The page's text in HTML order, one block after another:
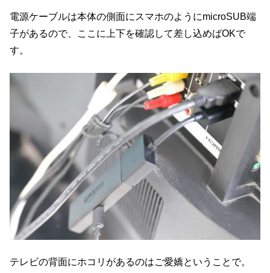
電源ケーブルは本体の側面にスマホのようにmicroSUB端
子があるので、ここに上下を確認して差し込めばOKで
す。
テレビの背面にホコリがあるのはご愛嬌ということで。